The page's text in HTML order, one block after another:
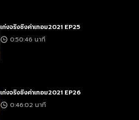
เก่งจริงชิงค่าเทอม2021 EP25
0:50:46 นาที
เก่งจริงชิงค่าเทอม2021 EP26
0:46:02 นาที